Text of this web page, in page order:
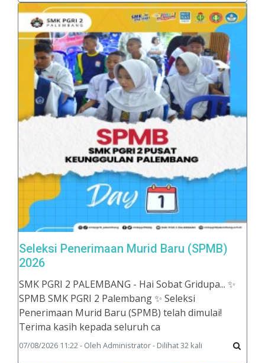
Seleksi Penerimaan Murid Baru (SPMB)
2026
SMK PGRI 2 PALEMBANG - Hai Sobat Gridupa... ✨
SPMB SMK PGRI 2 Palembang ✨ Seleksi
Penerimaan Murid Baru (SPMB) telah dimulai!
Terima kasih kepada seluruh ca
07/08/2026 11:22 - Oleh Administrator - Dilihat 32 kali